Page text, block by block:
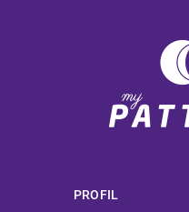
PROFIL